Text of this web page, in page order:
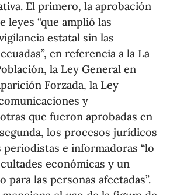
El primero, la aprobación
leyes “que amplió las
estatal sin las
en referencia a la La
la Ley General en
Forzada, la Ley
y
que fueron aprobadas en
los procesos jurídicos
e informadoras “lo
económicas y un
para las personas afectadas”.